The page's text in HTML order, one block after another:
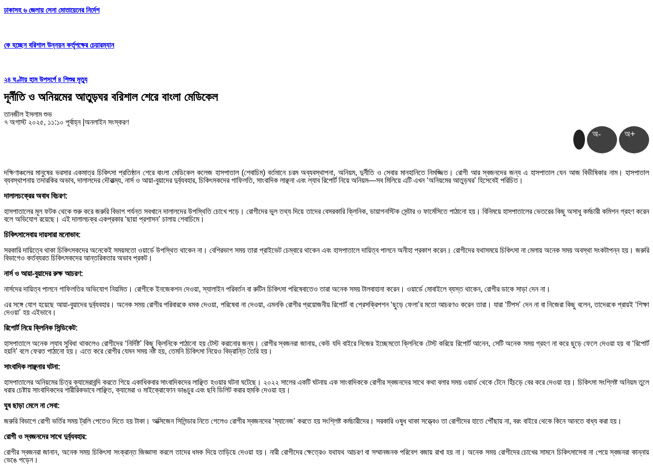
ঢাকাসহ ৬ জেলায় সেনা মোতায়েনের নির্দেশ
কে হচ্ছেন বরিশাল উন্নয়ন কর্তৃপক্ষের চেয়ারম্যান
২৪ ঘণ্টায় হাম উপসর্গে ৪ শিশুর মৃত্যু
দূর্নীতি ও অনিয়মের আতুড়ঘর বরিশাল শেরে বাংলা মেডিকেল
তানজীল ইসলাম শুভ
৭ অগাস্ট ২০২৫, ১১:১০ পূর্বাহ্ন অনলাইন সংস্করণ
অ- অ+
দক্ষিণাঞ্চলের মানুষের ভরসার একমাত্র চিকিৎসা প্রতিষ্ঠান শেরে বাংলা মেডিকেল কলেজ হাসপাতাল (শেবাচিম) বর্তমানে চরম অব্যবস্থাপনা, অনিয়ম, দুর্নীতি ও সেবার মানহানিতে নিমজ্জিত। রোগী আর স্বজনদের জন্য এ হাসপাতাল যেন আজ বিভীষিকার নাম। হাসপাতাল
ব্যবস্থাপনায় তদারকির অভাব, দালালদের দৌরাত্ম্য, নার্স ও আয়া-বুয়াদের দুর্ব্যবহার, চিকিৎসকদের গাফিলতি, সাংবাদিক লাঞ্ছনা এবং ল্যাব রিপোর্ট নিয়ে অনিয়ম—সব মিলিয়ে এটি এখন ‘অনিয়মের আতুড়ঘর’ হিসেবেই পরিচিত।
দালালচক্রের অবাধ বিচরণ:
হাসপাতালের মূল ফটক থেকে শুরু করে জরুরি বিভাগ পর্যন্ত সবখানে দালালদের উপস্থিতি চোখে পড়ে। রোগীদের ভুল তথ্য দিয়ে তাদের বেসরকারি ক্লিনিক, ডায়াগনস্টিক সেন্টার ও ফার্মেসিতে পাঠানো হয়। বিনিময়ে হাসপাতালের ভেতরের কিছু অসাধু কর্মচারী কমিশন গ্রহণ করেন
বলে অভিযোগ রয়েছে। এই দালালচক্র একপ্রকার ‘ছায়া প্রশাসন’ চালায় শেবাচিমে।
চিকিৎসাসেবায় দায়সারা মনোভাব:
সরকারি দায়িত্বে থাকা চিকিৎসকদের অনেকেই সময়মতো ওয়ার্ডে উপস্থিত থাকেন না। বেশিরভাগ সময় তারা প্রাইভেট চেম্বারে থাকেন এবং হাসপাতালে দায়িত্ব পালনে অনীহা প্রকাশ করেন। রোগীদের যথাসময়ে চিকিৎসা না মেলায় অনেক সময় অবস্থা সংকটাপন্ন হয়। জরুরি
বিভাগেও কর্তব্যরত চিকিৎসকদের আন্তরিকতার অভাব প্রকট।
নার্স ও আয়া-বুয়াদের রুক্ষ আচরণ:
নার্সদের দায়িত্ব পালনে গাফিলতির অভিযোগ নিয়মিত। রোগীকে ইনজেকশন দেওয়া, স্যালাইন পরিবর্তন বা রুটিন চিকিৎসা পরিষেবাতেও তারা অনেক সময় টালবাহানা করেন। ওয়ার্ডে মোবাইলে ব্যস্ত থাকেন, রোগীর ডাকে সাড়া দেন না।
এর সঙ্গে যোগ হয়েছে আয়া-বুয়াদের দুর্ব্যবহার। অনেক সময় রোগীর পরিবারকে ধমক দেওয়া, পরিষেবা না দেওয়া, এমনকি রোগীর প্রয়োজনীয় রিপোর্ট বা প্রেসক্রিপশন ‘ছুড়ে ফেলা’র মতো আচরণও করেন তারা। যারা ‘টিপস’ দেন না বা নিজেরা কিছু বলেন, তাদেরকে প্রায়ই ‘শিক্ষা
দেওয়া’ হয় এইভাবে।
রিপোর্ট নিয়ে ক্লিনিক সিন্ডিকেট:
হাসপাতালে অনেক ল্যাব সুবিধা থাকলেও রোগীদের ‘নির্দিষ্ট’ কিছু ক্লিনিকে পাঠানো হয় টেস্ট করানোর জন্য। রোগীর স্বজনরা জানায়, কেউ যদি বাইরে নিজের ইচ্ছেমতো ক্লিনিকে টেস্ট করিয়ে রিপোর্ট আনেন, সেটি অনেক সময় গ্রহণ না করে ছুড়ে ফেলে দেওয়া হয় বা ‘রিপোর্ট
হয়নি’ বলে ফেরত পাঠানো হয়। এতে করে রোগীর যেমন সময় নষ্ট হয়, তেমনি চিকিৎসা নিয়েও বিভ্রান্তি তৈরি হয়।
সাংবাদিক লাঞ্ছনার ঘটনা:
হাসপাতালের অনিয়মের চিত্র ক্যামেরাবন্দি করতে গিয়ে একাধিকবার সাংবাদিকদের লাঞ্ছিত হওয়ার ঘটনা ঘটেছে। ২০২২ সালের একটি ঘটনায় এক সাংবাদিককে রোগীর স্বজনদের সাথে কথা বলার সময় ওয়ার্ড থেকে টেনে হিঁচড়ে বের করে দেওয়া হয়। চিকিৎসা সংশ্লিষ্ট অনিয়ম তুলে
ধরার চেষ্টায় সাংবাদিকদের শারীরিকভাবে লাঞ্ছিত, ক্যামেরা ও মাইক্রোফোন ভাঙচুর এবং ছবি ডিলিট করার হুমকি দেওয়া হয়।
ঘুষ ছাড়া মেলে না সেবা:
জরুরি বিভাগে রোগী ভর্তির সময় ট্রলি পেতেও দিতে হয় টাকা। অক্সিজেন সিলিন্ডার নিতে গেলেও রোগীর স্বজনদের ‘ম্যানেজ’ করতে হয় সংশ্লিষ্ট কর্মচারীদের। সরকারি ওষুধ থাকা সত্ত্বেও তা রোগীদের হাতে পৌঁছায় না, বরং বাইরে থেকে কিনে আনতে বাধ্য করা হয়।
রোগী ও স্বজনদের সাথে দুর্ব্যবহার:
রোগীর স্বজনরা জানান, অনেক সময় চিকিৎসা সংক্রান্ত জিজ্ঞাসা করলে তাদের ধমক দিয়ে তাড়িয়ে দেওয়া হয়। নারী রোগীদের ক্ষেত্রেও যথাযথ আচরণ বা সম্মানজনক পরিবেশ বজায় রাখা হয় না। অনেক সময় রোগীদের চোখের সামনে চিকিৎসাসেবা না পেয়ে স্বজনরা কান্নায়
ভেঙে পড়েন।